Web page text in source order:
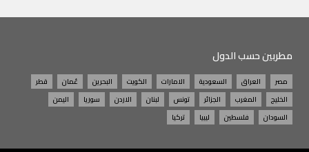
مطربين حسب الدول
مصر العراق السعودية الامارات الكويت البحرين عُمان
قطر
الخليج
المغرب الجزائر تونس لبنان الاردن سوريا
اليمن
السودان
فلسطين ليبيا تركيا